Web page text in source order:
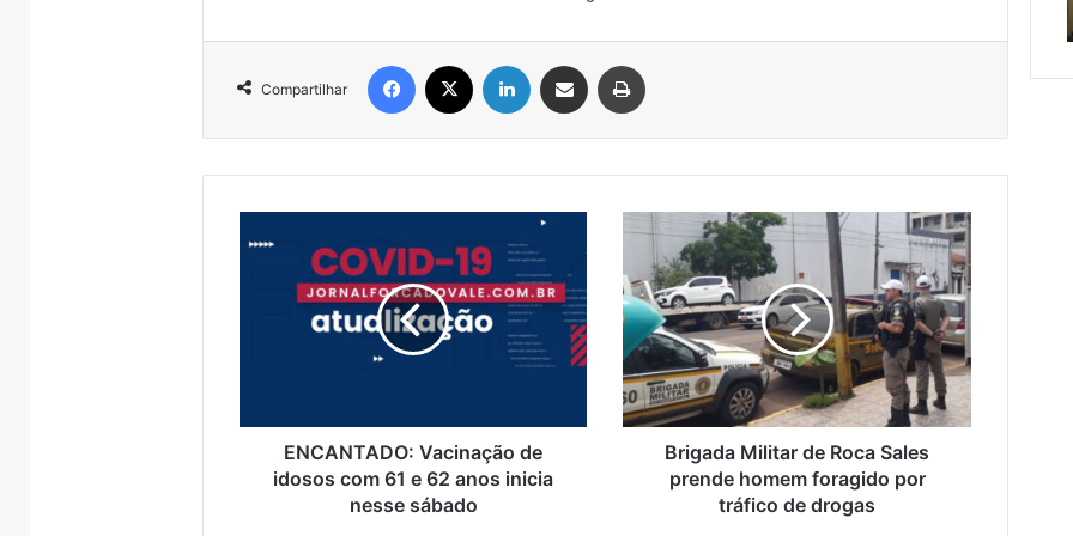
Compartilhar
Facebook Linkedin Compartilhar via e-mail
Vacinação
anos
nesse
ENCANTADO: Vacinação de
idosos com 61 e 62 anos inicia
nesse sábado
de
Roca
Sales
prende
homem
foragido
por
tráficoBrigada Militar de Roca Sales
prende homem foragido por
tráfico de drogas
Muçum
Encantado